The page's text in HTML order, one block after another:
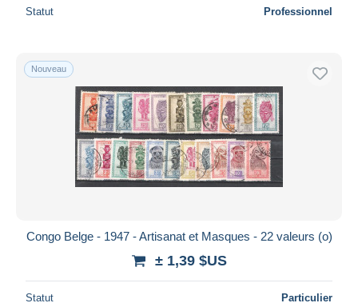
Statut Professionnel
Nouveau
Congo Belge - 1947 - Artisanat et Masques - 22 valeurs (o)
± 1,39 $US
Statut Particulier